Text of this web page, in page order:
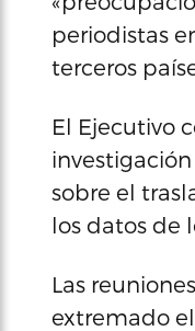
periodistas
terceros
El Ejecutivo
sobre el
los datos de
Las
extremado